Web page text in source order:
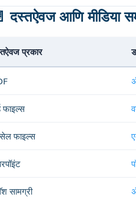
दस्तऐवज आणि मीडिया
प्रकार
फाइल्स
फाइल्स
सामग्री